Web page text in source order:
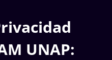
UNAP: